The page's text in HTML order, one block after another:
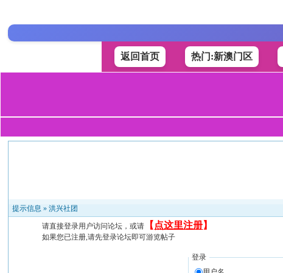
返回首页 热门:新澳门区
提示信息 »洪兴社团
请直接登录用户访问论坛，或请 【 点这里注册】
如果您已注册,请先登录论坛即可游览帖子
登录